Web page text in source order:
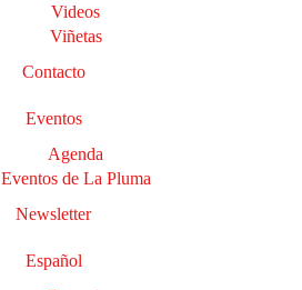
Videos
Viñetas
Contacto
Eventos
Agenda
Eventos de La Pluma
Newsletter
Español